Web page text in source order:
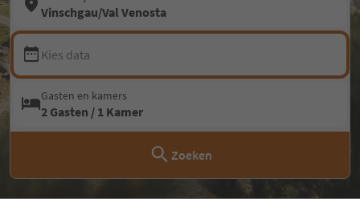
Vinschgau/Val Venosta
Kies data
Gasten en kamers
2 Gasten / 1 Kamer
Zoeken